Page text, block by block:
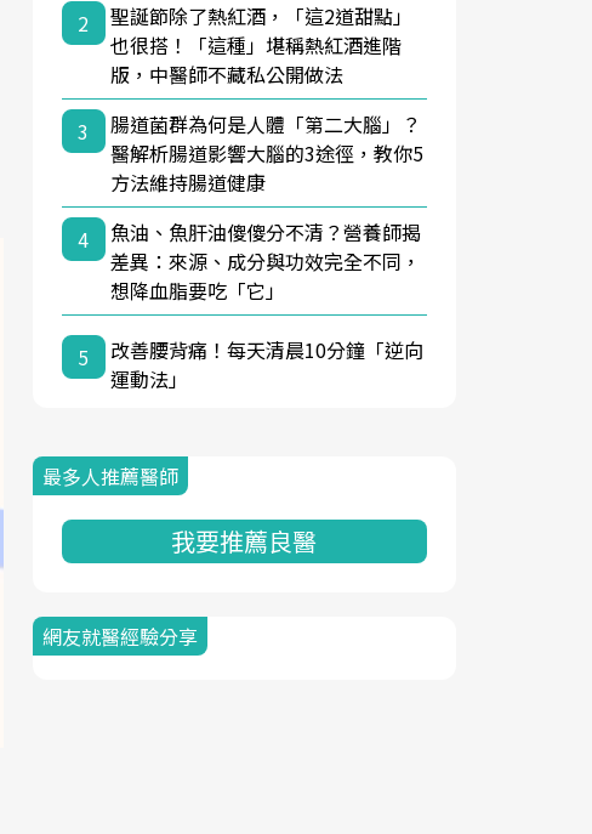
2
聖誕節除了熱紅酒，「這2道甜點」
也很搭！「這種」堪稱熱紅酒進階
版，中醫師不藏私公開做法
3
腸道菌群為何是人體「第二大腦」？
醫解析腸道影響大腦的3途徑，教你5
方法維持腸道健康
4
魚油、魚肝油傻傻分不清？營養師揭
差異：來源、成分與功效完全不同，
想降血脂要吃「它」
5
改善腰背痛！每天清晨10分鐘「逆向
運動法」
最多人推薦醫師
我要推薦良醫
網友就醫經驗分享